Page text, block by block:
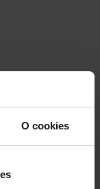
O cookies